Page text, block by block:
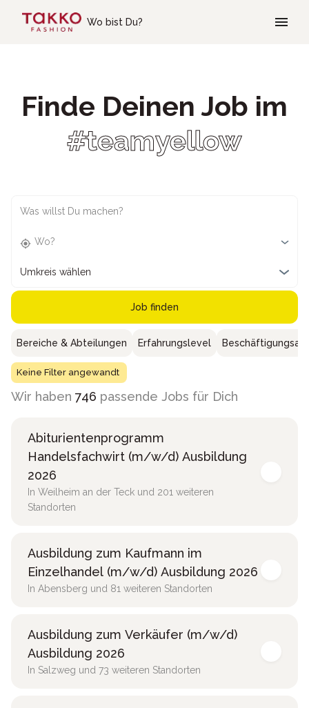
Wo bist Du?
Finde Deinen Job im
#teamyellow
Was willst Du machen?
Wo?
Umkreis wählen
Job finden
Bereiche & Abteilungen Erfahrungslevel
Keine Filter angewandt
Wir haben 746 passende Jobs für Dich
Abiturientenprogramm
Handelsfachwirt (m/w/d) Ausbildung
2026
In Weilheim an der Teck und 201 weiteren
Standorten
Ausbildung zum Kaufmann im
Einzelhandel (m/w/d) Ausbildung 2026
In Abensberg und 81 weiteren Standorten
Ausbildung zum Verkäufer (m/w/d)
Ausbildung 2026
In Salzweg und 73 weiteren Standorten